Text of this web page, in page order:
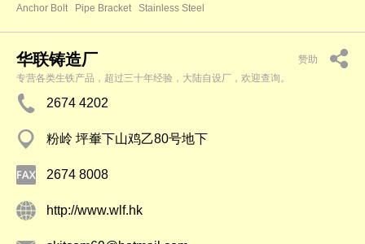
Anchor Bolt
Pipe Bracket Stainless Steel
华联铸造厂
赞助
专营各类生铁产品，超过三十年经验，大陆自设厂，欢迎查询。
2674 4202
粉岭 坪輋下山鸡乙80号地下
2674 8008
http://www.wlf.hk